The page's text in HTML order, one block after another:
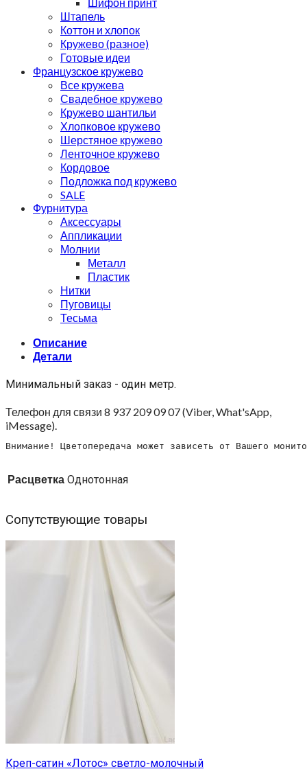
Штапель
Коттон и хлопок
Кружево (разное)
Готовые идеи
Французское кружево
Все кружева
Свадебное кружево
Кружево шантильи
Хлопковое кружево
Шерстяное кружево
Ленточное кружево
Кордовое
Подложка под кружево
SALE
Фурнитура
Аксессуары
Аппликации
Молнии
Металл
Пластик
Нитки
Пуговицы
Тесьма
Описание
Детали
Минимальный заказ - один метр.
Телефон для связи 8 937 209 09 07 (Viber, What'sApp,
iMessage).
Внимание! Цветопередача может зависеть от Вашего
Расцветка Однотонная
Сопутствующие товары
Креп-сатин «Лотос» светло-молочный